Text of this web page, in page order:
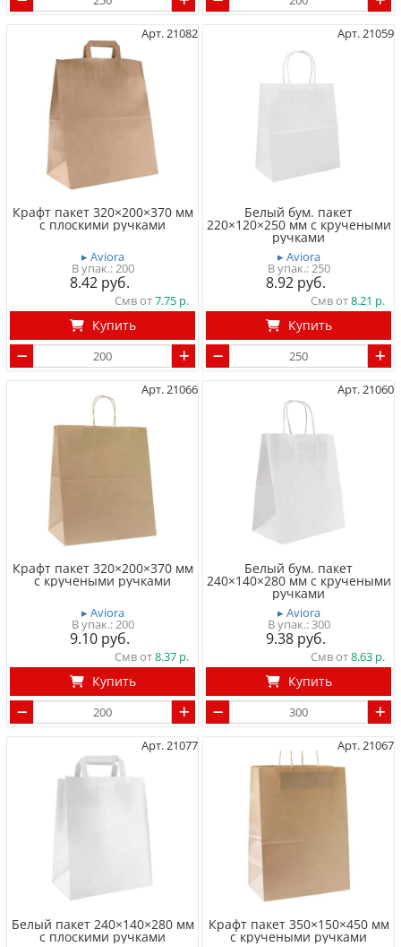
Арт. 21082
Крафт пакет 320×200×370 мм
с плоскими ручками
▸ Aviora
200
8.42
Смв от7.75
Купить
Арт. 21059
Белый бум. пакет
220×120×250 мм с кручеными
ручками
▸ Aviora
250
8.92
Смв от8.21
Купить
Арт. 21066
Крафт пакет 320×200×370 мм
с кручеными ручками
▸ Aviora
200
9.10
Смв от8.37
Купить
Арт. 21060
Белый бум. пакет
240×140×280 мм с кручеными
ручками
▸ Aviora
300
9.38
Смв от8.63
Купить
Арт. 21077
Белый пакет 240×140×280 мм
с плоскими ручками
Арт. 21067
Крафт пакет 350×150×450 мм
с кручеными ручками